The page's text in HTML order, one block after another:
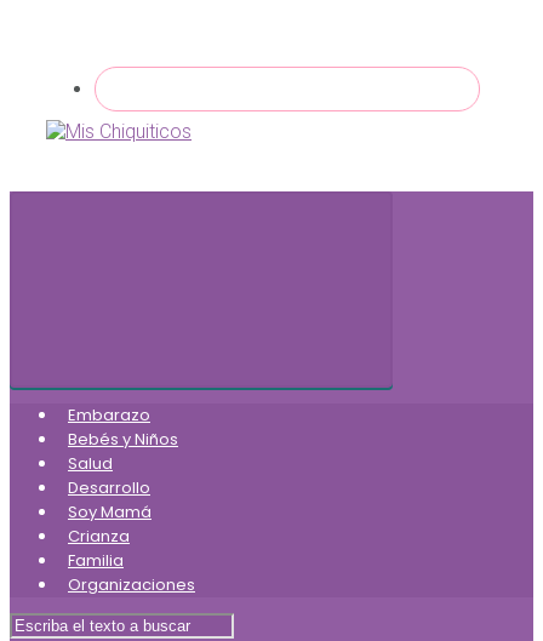
Embarazo
Bebés y Niños
Salud
Desarrollo
Soy Mamá
Crianza
Familia
Organizaciones